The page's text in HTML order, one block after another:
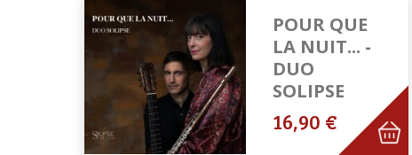
POUR QUE
LA NUIT... -
DUO
SOLIPSE
16,90 €